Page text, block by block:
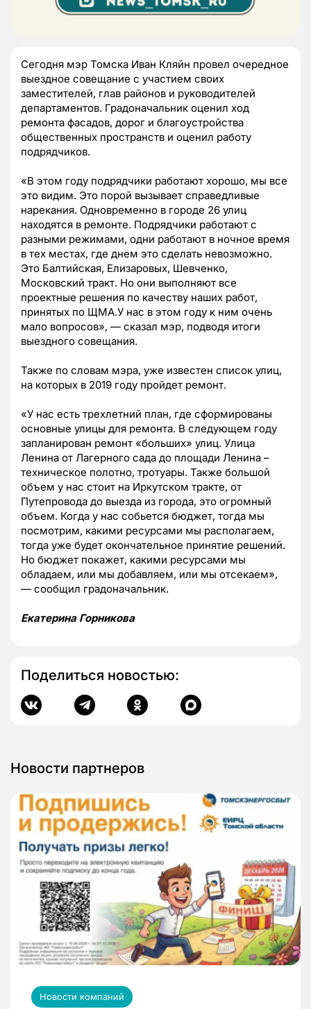
Сегодня мэр Томска Иван Кляйн провел очередное
выездное совещание с участием своих
заместителей, глав районов и руководителей
департаментов. Градоначальник оценил ход
ремонта фасадов, дорог и благоустройства
общественных пространств и оценил работу
подрядчиков.
«В этом году подрядчики работают хорошо, мы все
это видим. Это порой вызывает справедливые
нарекания. Одновременно в городе 26 улиц
находятся в ремонте. Подрядчики работают с
разными режимами, одни работают в ночное время
в тех местах, где днем это сделать невозможно.
Это Балтийская, Елизаровых, Шевченко,
Московский тракт. Но они выполняют все
проектные решения по качеству наших работ,
принятых по ЩМА.У нас в этом году к ним очень
мало вопросов», — сказал мэр, подводя итоги
выездного совещания.
Также по словам мэра, уже известен список улиц,
на которых в 2019 году пройдет ремонт.
«У нас есть трехлетний план, где сформированы
основные улицы для ремонта. В следующем году
запланирован ремонт «больших» улиц. Улица
Ленина от Лагерного сада до площади Ленина –
техническое полотно, тротуары. Также большой
объем у нас стоит на Иркутском тракте, от
Путепровода до выезда из города, это огромный
объем. Когда у нас собьется бюджет, тогда мы
посмотрим, какими ресурсами мы располагаем,
тогда уже будет окончательное принятие решений.
Но бюджет покажет, какими ресурсами мы
обладаем, или мы добавляем, или мы отсекаем»,
— сообщил градоначальник.
Екатерина Горникова
Поделиться новостью:
Новости партнеров
Новости компаний